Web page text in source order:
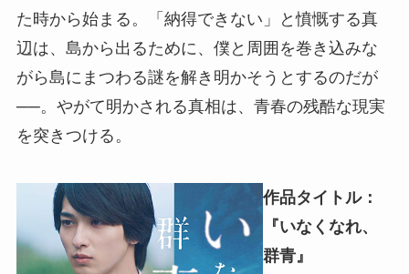
た時から始まる。「納得できない」と憤慨する真
辺は、島から出るために、僕と周囲を巻き込みな
がら島にまつわる謎を解き明かそうとするのだが
──。やがて明かされる真相は、青春の残酷な現実
を突きつける。
作品タイトル：
『いなくなれ、
群青』